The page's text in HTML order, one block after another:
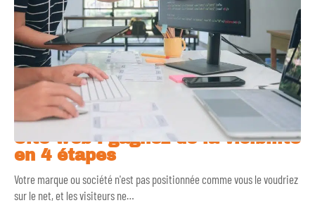
Site web : gagnez de la visibilité
en 4 étapes
Votre marque ou société n'est pas positionnée comme vous le voudriez
sur le net, et les visiteurs ne…